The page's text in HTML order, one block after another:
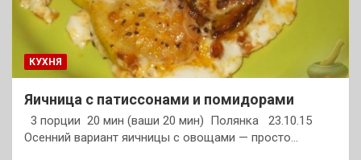
КУХНЯ
Яичница с патиссонами и помидорами
3 порции 20 мин (ваши 20 мин) Полянка 23.10.15
Осенний вариант яичницы с овощами — просто…